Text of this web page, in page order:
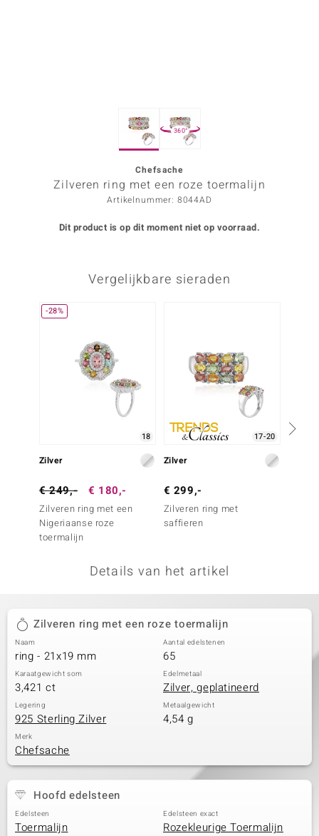
Collection
360°
Chefsache
Zilveren ring met een roze toermalijn
Artikelnummer: 8044AD
Dit product is op dit moment niet op voorraad.
Vergelijkbare sieraden
-28%
18
Zilver
€ 249,- € 180,-
Zilveren ring met een
Nigeriaanse roze
toermalijn
17-20
Zilver
€ 299,-
Zilveren ring met
saffieren
Details van het artikel
Zilveren ring met een roze toermalijn
Naam
ring - 21x19 mm
Aantal edelstenen
65
Karaatgewicht som
3,421 ct
Edelmetaal
Zilver, geplatineerd
Legering
925 Sterling Zilver
Metaalgewicht
4,54 g
Merk
Chefsache
Hoofd edelsteen
Edelsteen
Toermalijn
Edelsteen exact
Rozekleurige Toermalijn